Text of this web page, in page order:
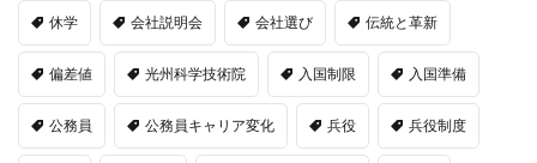
休学 会社説明会 会社選び 伝統と革新
偏差値 光州科学技術院 入国制限 入国準備
公務員 公務員キャリア変化 兵役 兵役制度